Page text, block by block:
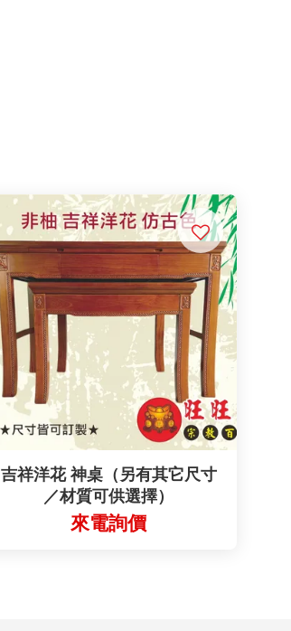
吉祥洋花 神桌（另有其它尺寸
／材質可供選擇）
來電詢價